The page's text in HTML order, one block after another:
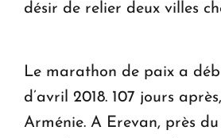
désir de relier deux villes
Le marathon de paix a
d’avril 2018. 107 jours
Arménie. A Erevan, près